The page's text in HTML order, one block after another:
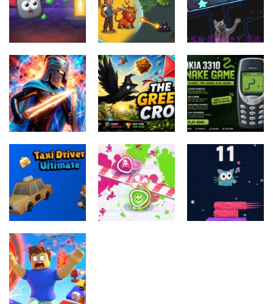
Arkadne igre
Blocky
Adventures
Arkadne igre
Magic
Monster
Arkadne igre
fnaf arcade
showdown
Arkadne igre
Stickboy War
Arkadne igre
The Greedy
Crow
Arkadne igre
Nokia 3310
Snack Game
Arkadne igre
Taxi Driver
Ultimate